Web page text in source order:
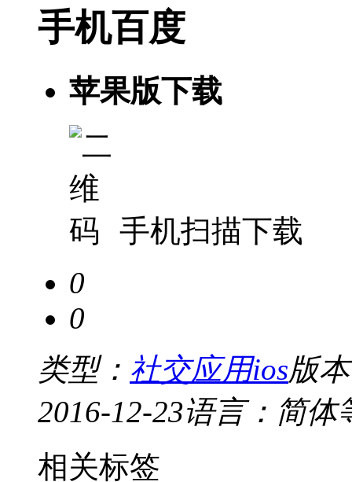
手机百度
苹果版下载
手机扫描下载
0
0
类型： 社交应用ios版
2016-12-23语言：简体
相关标签